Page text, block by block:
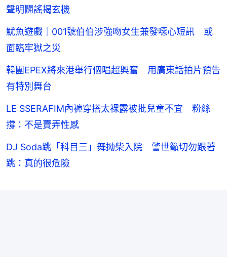
聲明闢謠揭玄機
魷魚遊戲｜001號伯伯涉強吻女生兼發噁心短訊 或
面臨牢獄之災
韓團EPEX將來港舉行個唱超興奮 用廣東話拍片預告
有特別舞台
LE SSERAFIM內褲穿搭太裸露被批兒童不宜 粉絲
撐：不是賣弄性感
DJ Soda跳「科目三」舞拗柴入院 警世籲切勿跟著
跳：真的很危險